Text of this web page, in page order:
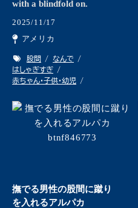
with a blindfold on.
2025/11/17
アメリカ
股間
なんで
はしゃぎすぎ
赤ちゃん・子供・幼児
撫でる男性の股間に蹴り
を入れるアルパカ